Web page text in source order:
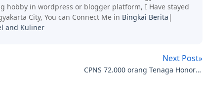
hobby in wordpress or blogger platform, I Have stayed
City, You can Connect Me in Bingkai Berita |
and Kuliner
Next Post»
CPNS 72.000 orang Tenaga Honorer